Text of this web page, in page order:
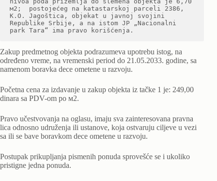
м2;  postojećeg na katastarskoj parceli 2386,
K.O. Jagoštica, objekat u javnoj svojini
Republike Srbije, a na istom JP „Nacionalni
park Tara“ ima pravo korišćenja.
Zakup predmetnog objekta podrazumeva upotrebu istog, na
određeno vreme, na vremenski period do 21.05.2033. godine, sa
namenom boravka dece ometene u razvoju.
Početna cena za izdavanje u zakup objekta iz tačke 1 je: 249,00
dinara sa PDV-om po м2.
Pravo učestvovanja na oglasu, imaju sva zainteresovana pravna
lica odnosno udruženja ili ustanove, koja ostvaruju ciljeve u vezi
sa ili se bave boravkom dece ometene u razvoju.
Postupak prikupljanja pismenih ponuda sprovešće se i ukoliko
pristigne jedna ponuda.